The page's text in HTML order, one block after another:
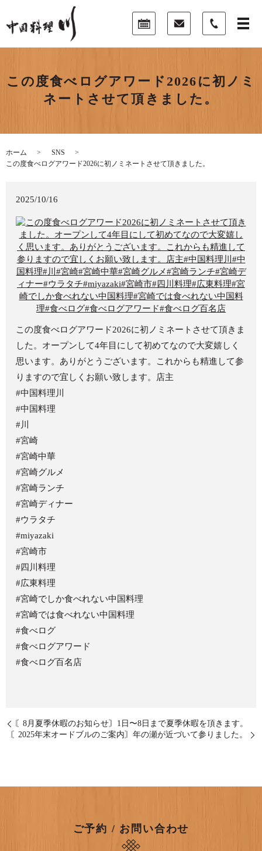
この度食べログアワード2026に初ノミ
ネートさせて頂きました。
ホーム
SNS
この度食べログアワード2026に初ノミネートさせて頂きました。
2025/10/16
この度食べログアワード2026に初ノミネートさせて頂きま
した。オープンして4年目にして初めてなので大変嬉しく
思います。ありがとうございます。これからも精進して参
りますので宜しくお願い致します。店主
#中国料理川
#中国料理
#川
#宮崎
#宮崎中華
#宮崎グルメ
#宮崎ランチ
#宮崎ディナー
#ウラタチ
#miyazaki
#宮崎市
#四川料理
#広東料理
#宮崎でしか食べれない中国料理
#宮崎では食べれない中国料理
#食べログ
#食べログアワード
#食べログ百名店
〘8月夏季休暇のお知らせ〙1日〜8日まで夏季休暇を頂きます。
〘2025年末オードブルのご案内〙年の瀬が近づいて参りました。
ご予約 / お問い合わせ